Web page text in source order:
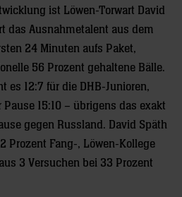
ist Löwen-Torwart David
das Ausnahmetalent aus dem
24 Minuten aufs Paket,
56 Prozent gehaltene Bälle.
es 12:7 für die DHB-Junioren,
15:10 – übrigens das exakt
gegen Russland. David Späth
Prozent Fang-, Löwen-Kollege
3 Versuchen bei 33 Prozent